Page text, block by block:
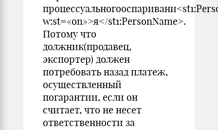
w:st=«on»>я</st1:PersonName>.
Потому что
должник(продавец,
экспортер) должен
потребовать назад платеж,
осуществленный
погарантии, если он
считает, что не несет
ответственности за